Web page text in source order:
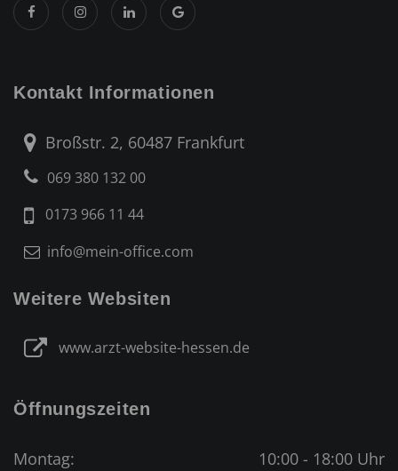
Kontakt Informationen
Broßstr. 2, 60487 Frankfurt
069 380 132 00
0173 966 11 44
info@mein-office.com
Weitere Websiten
www.arzt-website-hessen.de
Öffnungszeiten
Montag:
10:00 - 18:00 Uhr